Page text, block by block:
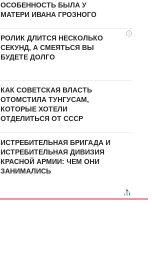
ОСОБЕННОСТЬ БЫЛА У
МАТЕРИ ИВАНА ГРОЗНОГО
i
РОЛИК ДЛИТСЯ НЕСКОЛЬКО
СЕКУНД, А СМЕЯТЬСЯ ВЫ
БУДЕТЕ ДОЛГО
КАК СОВЕТСКАЯ ВЛАСТЬ
ОТОМСТИЛА ТУНГУCAМ,
КОТОРЫЕ ХОТЕЛИ
ОТДЕЛИТЬСЯ ОТ СССР
ИСТРЕБИТЕЛЬНАЯ БРИГАДА И
ИСТРЕБИТЕЛЬНАЯ ДИВИЗИЯ
КРАСНОЙ АРМИИ: ЧЕМ ОНИ
ЗАНИМАЛИСЬ